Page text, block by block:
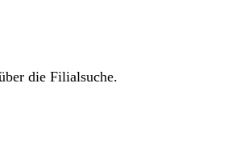
die Filialsuche.